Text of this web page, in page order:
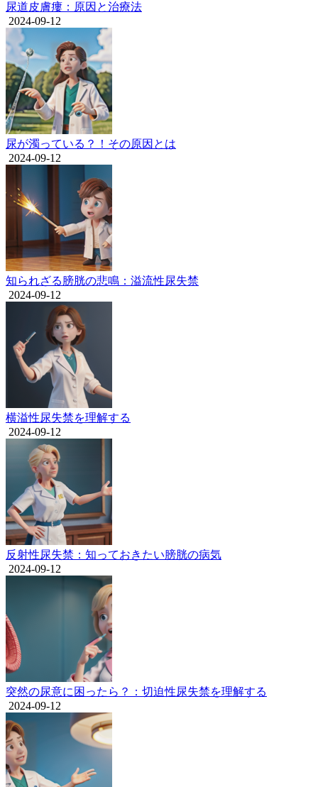
尿道皮膚瘻：原因と治療法
2024-09-12
尿が濁っている？！その原因とは
2024-09-12
知られざる膀胱の悲鳴：溢流性尿失禁
2024-09-12
横溢性尿失禁を理解する
2024-09-12
反射性尿失禁：知っておきたい膀胱の病気
2024-09-12
突然の尿意に困ったら？：切迫性尿失禁を理解する
2024-09-12